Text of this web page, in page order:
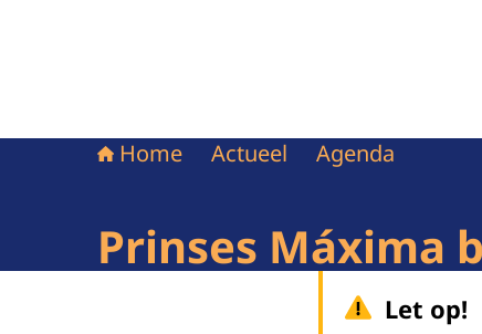
Home Actueel Agenda
Prinses Máxima
Let op!